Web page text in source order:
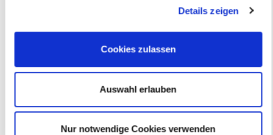
Details zeigen
Cookies zulassen
Auswahl erlauben
Nur notwendige Cookies verwenden
Nachtschicht unter der Stadt